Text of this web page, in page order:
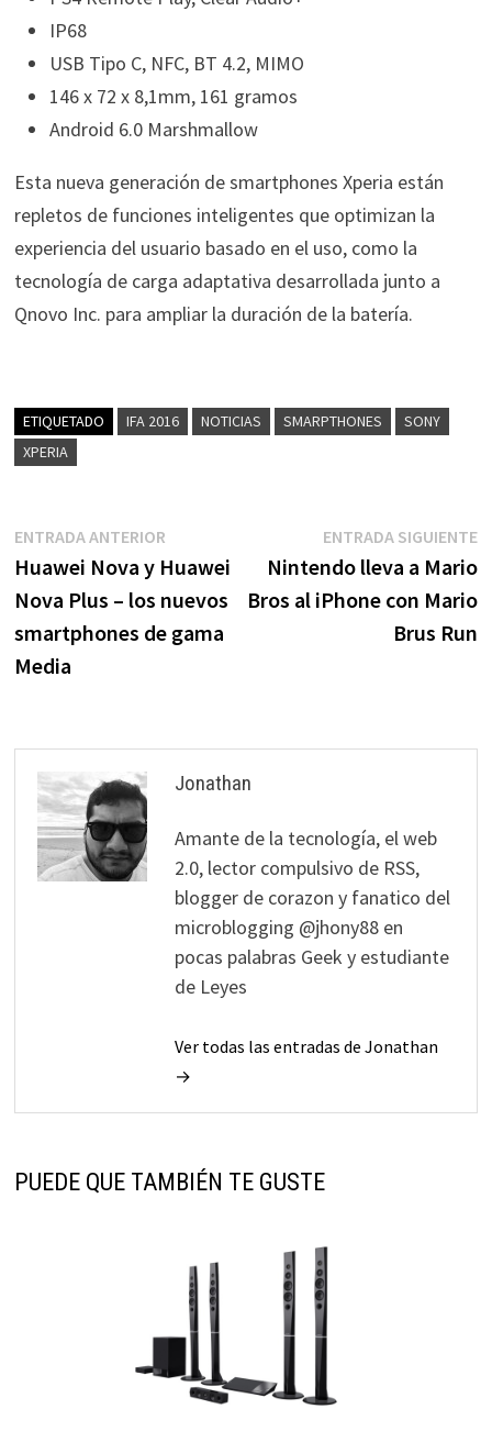
IP68
USB Tipo C, NFC, BT 4.2, MIMO
146 x 72 x 8,1mm, 161 gramos
Android 6.0 Marshmallow
Esta nueva generación de smartphones Xperia están
repletos de funciones inteligentes que optimizan la
experiencia del usuario basado en el uso, como la
tecnología de carga adaptativa desarrollada junto a
Qnovo Inc. para ampliar la duración de la batería.
ETIQUETADO IFA 2016 NOTICIAS SMARPTHONES
SONY
XPERIA
Navegación
de
entradas
ENTRADA ANTERIOREntrada
anterior:
Huawei Nova y Huawei
Nova Plus – los nuevos
smartphones de gama
Media
ENTRADA SIGUIENTE
Nintendo lleva a Mario
Bros al iPhone con Mario
Brus Run
Jonathan
Amante de la tecnología, el web
2.0, lector compulsivo de RSS,
blogger de corazon y fanatico del
microblogging @jhony88 en
pocas palabras Geek y estudiante
de Leyes
Ver todas las entradas de Jonathan
→
PUEDE QUE TAMBIÉN TE GUSTE